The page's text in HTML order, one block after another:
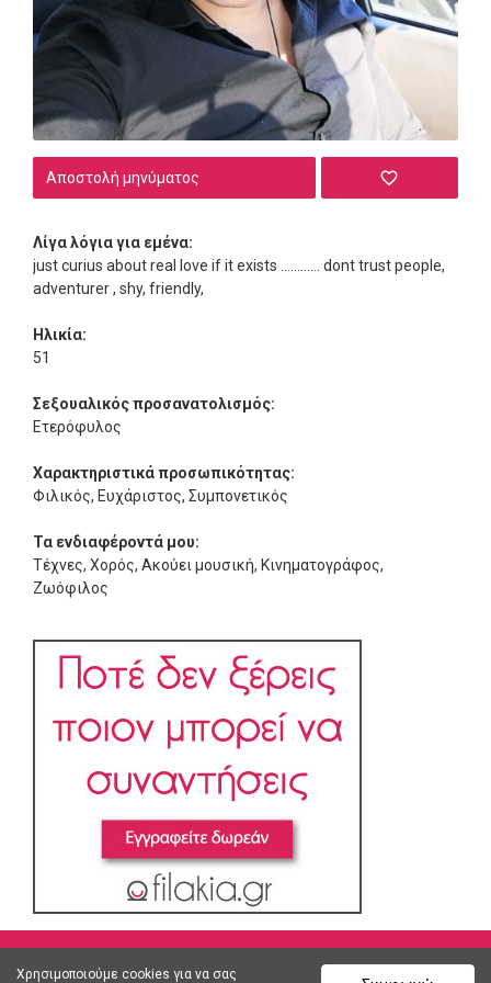
Αποστολή μηνύματος
Λίγα λόγια για εμένα:
just curius about real love if it exists ............ dont trust people,
adventurer , shy, friendly,
Ηλικία:
51
Σεξουαλικός προσανατολισμός:
Ετερόφυλος
Χαρακτηριστικά προσωπικότητας:
Φιλικός, Ευχάριστος, Συμπονετικός
Τα ενδιαφέροντά μου:
Τέχνες, Χορός, Ακούει μουσική, Κινηματογράφος,
Ζωόφιλος
Χρησιμοποιούμε cookies για να σας